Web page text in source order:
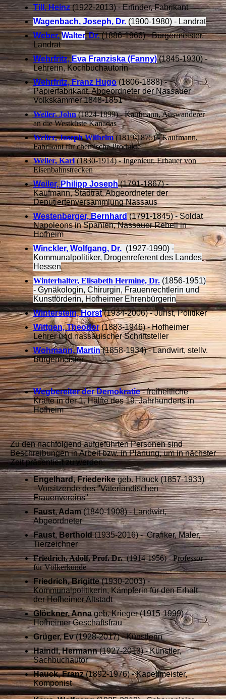
Till, Heinz(1922-2013) - Erfinder, Fabrikant
Wagenbach, Joseph, Dr. (1900-1980) - Landrat
Weber,Walter, Dr. (1886-1966) - Bürgermeister,
Landrat
Wehrfritz, Eva Franziska (Fanny)(1845-1930) -
Lehrerin, Kochbuchautorin
Wehrfritz, Franz Hugo(1806-1888) -
Papierfabrikant, Abgeordneter der Nassauer
Volkskammer 1848-1851
Weiler, John(1824-1899) - Kaufmann, Auswanderer
an die Westküste Kanadas
Weiler, Joseph Wilhelm(1819-1875) - Kaufmann,
Fabrikant für chemische Produkte
Weiler, Karl(1830-1914) - Ingenieur, Erbauer von
Eisenbahnstrecken
Weiler,Philipp Joseph(1791-1867) -
Kaufmann, Stadtrat, Abgeordneter der
Deputiertenversammlung Nassaus
Westenberger,Bernhard(1791-1845) - Soldat
Napoleons in Spanien, Nassauer Rebell in
Hofheim
Winckler, Wolfgang, Dr. (1927-1990) -
Kommunalpolitiker, Drogenreferent des Landes
Hessen
Winterhalter, Elisabeth Hermine, Dr. (1856-1951)
- Gynäkologin, Chirurgin, Frauenrechtlerin und
Kunstförderin, Hofheimer Ehrenbürgerin
Winterstein,Horst(1934-2006) - Jurist, Politiker
Wittgen, Theodor(1883-1946) - Hofheimer
Lehrer und nassauischer Schriftsteller
Wohmann,Martin(1858-1934) - Landwirt, stellv.
Bürgermeister
Wegbereiter der Demokratie- freiheitliche
Kräfte in der 1. Hälfte des 19. Jahrhunderts in
Hofheim
Zu den nachfolgend aufgeführten Personen sind
Beschreibungen in Arbeit bzw. in Planung, um in nächster
Zeit präsentiert zu werden:
Engelhard, Friederikegeb. Hauck (1857-1933)
- Vorsitzende des "Vaterländischen
Frauenvereins"
Faust, Adam(1840-1908) - Landwirt,
Abgeordneter
Faust, Berthold(1935-2016) - Grafiker, Maler,
Tierzeichner
Friedrich, Adolf, Prof. Dr.(1914-1956) - Professor
für Völkerkunde
Friedrich, Brigitte(1930-2003) -
Kommunalpolitikerin, Kämpferin für den Erhalt
der Hofheimer Altstadt
Glöckner, Annageb. Krieger (1915-1999) -
Hofheimer Geschäftsfrau
Grüger, Ev(1928-2017) - Künstlerin
Haindl, Hermann(1927-2013) - Künstler,
Sachbuchautor
Hauck, Franz(1892-1976) - Kapellmeister,
Komponist